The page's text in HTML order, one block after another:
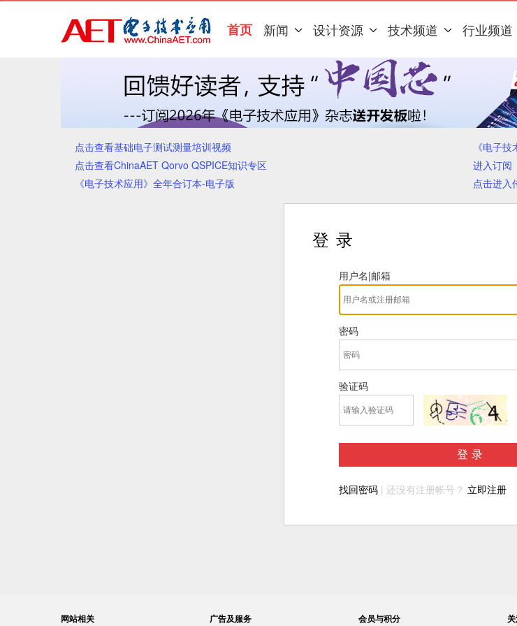
首页 新闻 设计资源 技术频道 行业频道
点击查看基础电子测试测量培训视频
《电子
点击查看ChinaAET Qorvo QSPICE知识专区
进入订阅
《电子技术应用》全年合订本-电子版
点击进入
登录
用户名|邮箱
密码
验证码
登录
找回密码 | 还没有注册帐号？ 立即注册
网站相关 广告及服务 会员与积分